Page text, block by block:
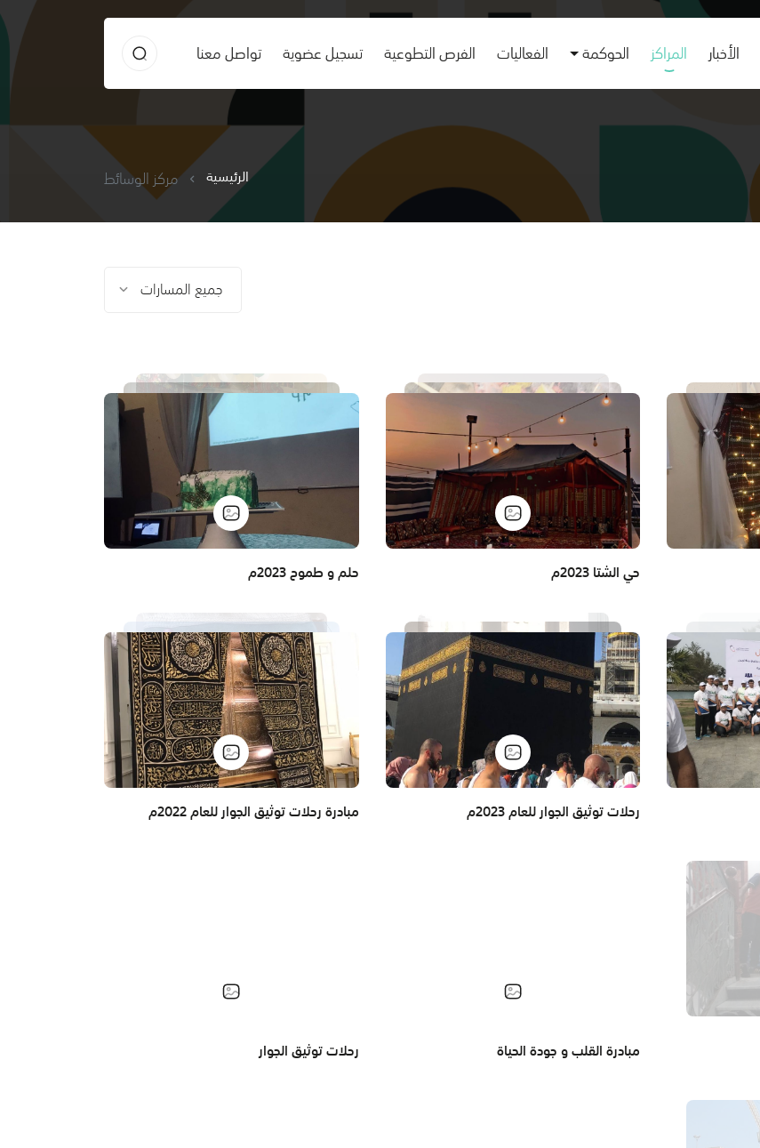
الأخبار المراكز الحوكمة الفعاليات الفرص التطوعية تسجيل عضوية تواصل معنا
الرئيسية مركز الوسائط
جميع المسارات
حي الشتا 2023م حلم و طموح 2023م
رحلات توثيق الجوار للعام 2023م مبادرة رحلات توثيق الجوار للعام 2022م
مبادرة القلب و جودة الحياة رحلات توثيق الجوار